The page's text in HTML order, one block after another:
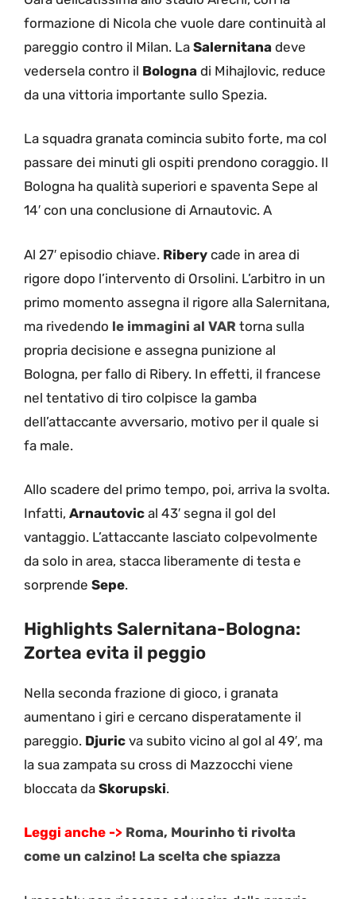
formazione di Nicola che vuole dare continuità al
pareggio contro il Milan. La Salernitana deve
vedersela contro il Bologna di Mihajlovic, reduce
da una vittoria importante sullo Spezia.
La squadra granata comincia subito forte, ma col
passare dei minuti gli ospiti prendono coraggio. Il
Bologna ha qualità superiori e spaventa Sepe al
14′ con una conclusione di Arnautovic. A
Al 27′ episodio chiave. Ribery cade in area di
rigore dopo l’intervento di Orsolini. L’arbitro in un
primo momento assegna il rigore alla Salernitana,
ma rivedendo le immagini al VAR torna sulla
propria decisione e assegna punizione al
Bologna, per fallo di Ribery. In effetti, il francese
nel tentativo di tiro colpisce la gamba
dell’attaccante avversario, motivo per il quale si
fa male.
Allo scadere del primo tempo, poi, arriva la svolta.
Infatti, Arnautovic al 43′ segna il gol del
vantaggio. L’attaccante lasciato colpevolmente
da solo in area, stacca liberamente di testa e
sorprende Sepe.
Highlights Salernitana-Bologna:
Zortea evita il peggio
Nella seconda frazione di gioco, i granata
aumentano i giri e cercano disperatamente il
pareggio. Djuric va subito vicino al gol al 49′, ma
la sua zampata su cross di Mazzocchi viene
bloccata da Skorupski.
Leggi anche -> Roma, Mourinho ti rivolta
come un calzino! La scelta che spiazza